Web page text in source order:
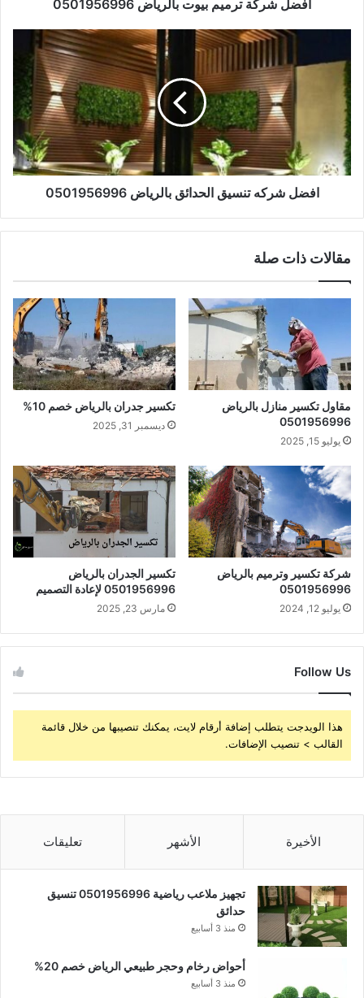
افضل شركة ترميم بيوت بالرياض 0501956996
افضل شركه تنسيق الحدائق بالرياض 0501956996
مقالات ذات صلة
مقاول تكسير منازل بالرياض
0501956996
يوليو 15, 2025
تكسير جدران بالرياض خصم 10%
ديسمبر 31, 2025
شركة تكسير وترميم بالرياض
0501956996
يوليو 12, 2024
تكسير الجدران بالرياض
0501956996 لإعادة التصميم
مارس 23, 2025
Follow Us
هذا الويدجت يتطلب إضافة أرقام لايت، يمكنك تنصيبها من خلال قائمة
القالب > تنصيب الإضافات.
الأخيرة الأشهر تعليقات
تجهيز ملاعب رياضية 0501956996 تنسيق
حدائق
منذ 3 أسابيع
أحواض رخام وحجر طبيعي الرياض خصم 20%
منذ 3 أسابيع